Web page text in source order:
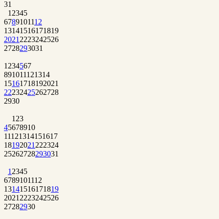
31
1 2345
6789101112
13141516171819
2021 2223242526
2728293031
1 234567
891011121314
15161718192021
22232425262728
2930
1 23
45678910
11121314151617
18192021 222324
25262728293031
1 2345
6789101112
13141516171819
2021 2223242526
27282930